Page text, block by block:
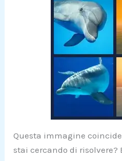
Questa immagine
stai cercando di risolvere?